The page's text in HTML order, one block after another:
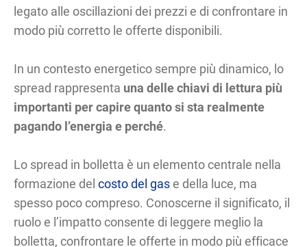
legato alle oscillazioni dei prezzi e di confrontare in
modo più corretto le offerte disponibili.
In un contesto energetico sempre più dinamico, lo
spread rappresenta una delle chiavi di lettura più
importanti per capire quanto si sta realmente
pagando l’energia e perché.
Lo spread in bolletta è un elemento centrale nella
formazione delcosto del gase della luce, ma
spesso poco compreso. Conoscerne il significato, il
ruolo e l’impatto consente di leggere meglio la
bolletta, confrontare le offerte in modo più efficace